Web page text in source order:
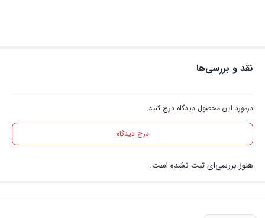
نقد و بررسی‌ها
درمورد این محصول دیدگاه درج کنید.
درج دیدگاه
هنوز بررسی‌ای ثبت نشده است.